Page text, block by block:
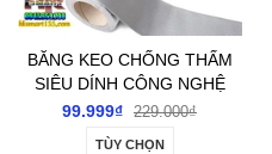
BĂNG KEO CHỐNG THẤM
SIÊU DÍNH CÔNG NGHỆ
NHẬT BẢN
99.999₫ 229.000₫
TÙY CHỌN